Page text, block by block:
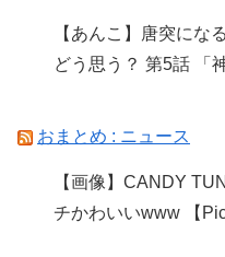
【あんこ】唐突にな
どう思う？ 第5話 「
おまとめ : ニュース
【画像】CANDY
チかわいいwww 【